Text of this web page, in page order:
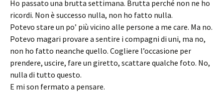
Ho passato una brutta settimana. Brutta perché non ne ho
ricordi. Non è successo nulla, non ho fatto nulla.
Potevo stare un po’ più vicino alle persone a me care. Ma no.
Potevo magari provare a sentire i compagni di uni, ma no,
non ho fatto neanche quello. Cogliere l’occasione per
prendere, uscire, fare un giretto, scattare qualche foto. No,
nulla di tutto questo.
E mi son fermato a pensare.